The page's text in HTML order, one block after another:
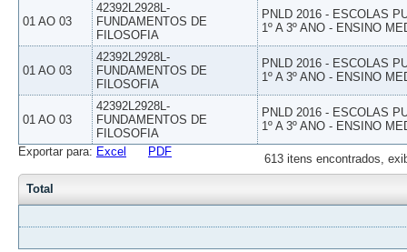
01 AO 03
42392L2928L-
FUNDAMENTOS DE
FILOSOFIA
PNLD 2016 - ESCOLAS
1º A 3º ANO - ENSINO
01 AO 03
42392L2928L-
FUNDAMENTOS DE
FILOSOFIA
PNLD 2016 - ESCOLAS
1º A 3º ANO - ENSINO
01 AO 03
42392L2928L-
FUNDAMENTOS DE
FILOSOFIA
PNLD 2016 - ESCOLAS
1º A 3º ANO - ENSINO
613 itens encontrados,
Exportar para: Excel PDF
Total